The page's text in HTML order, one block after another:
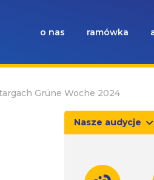
o nas ramówka
Grüne Woche 2024
Nasze audycje